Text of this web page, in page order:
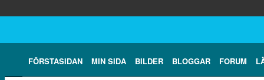
FÖRSTASIDAN MIN SIDA BILDER BLOGGAR FORUM